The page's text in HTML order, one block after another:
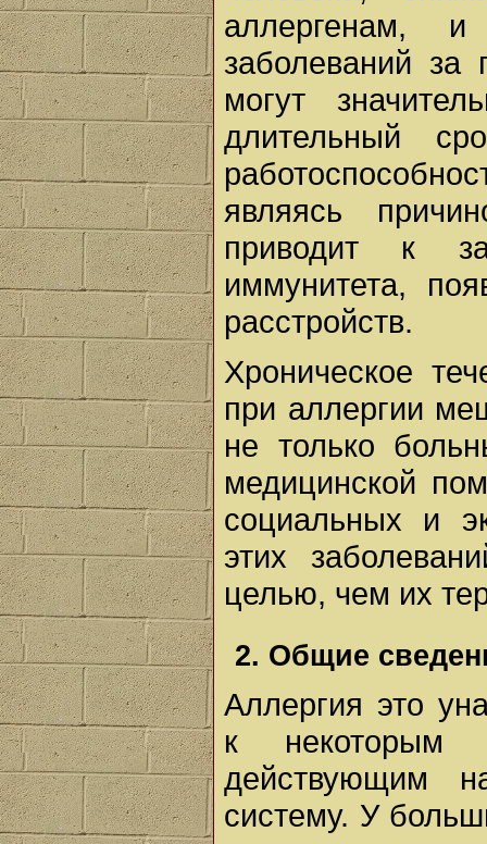
аллергенам, и
заболеваний за
могут
длительный
являясь
приводит к
иммунитета,
расстройств.
Хроническое
при аллергии
не только
медицинской
социальных и
этих
целью, чем их
2. Общие
Аллергия это
к некоторым
действующим
систему. У